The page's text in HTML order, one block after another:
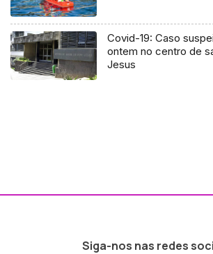
Covid-19: Caso
ontem no centro de
Jesus
Siga-nos nas redes